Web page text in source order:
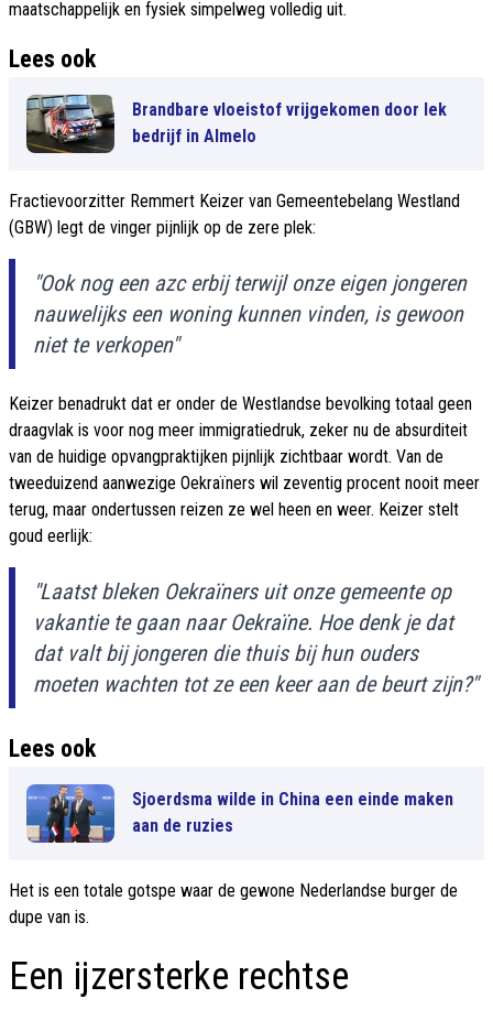
maatschappelijk en fysiek simpelweg volledig uit.
Lees ook
Brandbare vloeistof vrijgekomen door lek
bedrijf in Almelo
Fractievoorzitter Remmert Keizer van Gemeentebelang Westland
(GBW) legt de vinger pijnlijk op de zere plek:
"Ook nog een azc erbij terwijl onze eigen jongeren
nauwelijks een woning kunnen vinden, is gewoon
niet te verkopen"
Keizer benadrukt dat er onder de Westlandse bevolking totaal geen
draagvlak is voor nog meer immigratiedruk, zeker nu de absurditeit
van de huidige opvangpraktijken pijnlijk zichtbaar wordt. Van de
tweeduizend aanwezige Oekraïners wil zeventig procent nooit meer
terug, maar ondertussen reizen ze wel heen en weer. Keizer stelt
goud eerlijk:
"Laatst bleken Oekraïners uit onze gemeente op
vakantie te gaan naar Oekraïne. Hoe denk je dat
dat valt bij jongeren die thuis bij hun ouders
moeten wachten tot ze een keer aan de beurt zijn?"
Lees ook
Sjoerdsma wilde in China een einde maken
aan de ruzies
Het is een totale gotspe waar de gewone Nederlandse burger de
dupe van is.
Een ijzersterke rechtse